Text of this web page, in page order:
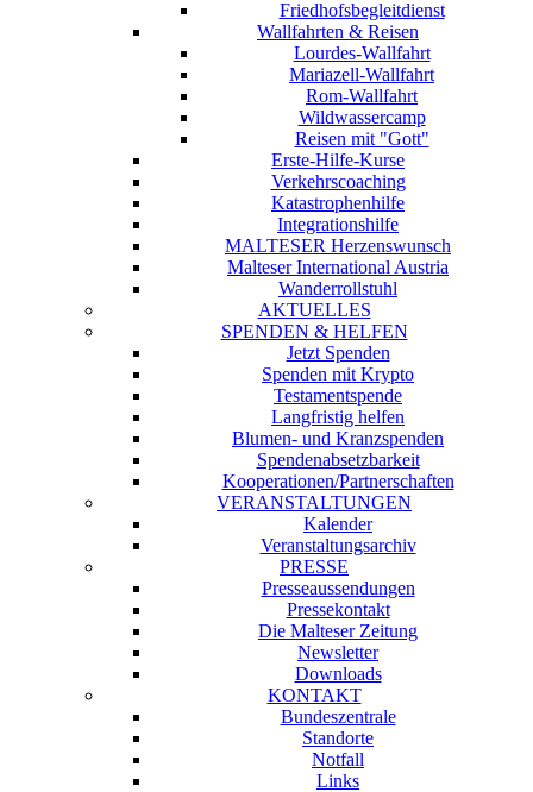
Friedhofsbegleitdienst
Wallfahrten & Reisen
Lourdes-Wallfahrt
Mariazell-Wallfahrt
Rom-Wallfahrt
Wildwassercamp
Reisen mit "Gott"
Erste-Hilfe-Kurse
Verkehrscoaching
Katastrophenhilfe
Integrationshilfe
MALTESER Herzenswunsch
Malteser International Austria
Wanderrollstuhl
AKTUELLES
SPENDEN & HELFEN
Jetzt Spenden
Spenden mit Krypto
Testamentspende
Langfristig helfen
Blumen- und Kranzspenden
Spendenabsetzbarkeit
Kooperationen/Partnerschaften
VERANSTALTUNGEN
Kalender
Veranstaltungsarchiv
PRESSE
Presseaussendungen
Pressekontakt
Die Malteser Zeitung
Newsletter
Downloads
KONTAKT
Bundeszentrale
Standorte
Notfall
Links